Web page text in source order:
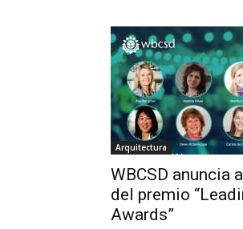
Arquitectura
WBCSD anuncia
del premio
Awards”